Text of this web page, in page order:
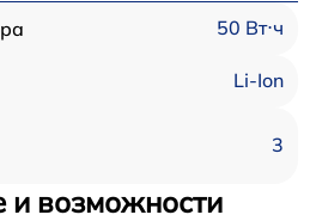
50 Вт⋅ч
Li-Ion
3
возможности